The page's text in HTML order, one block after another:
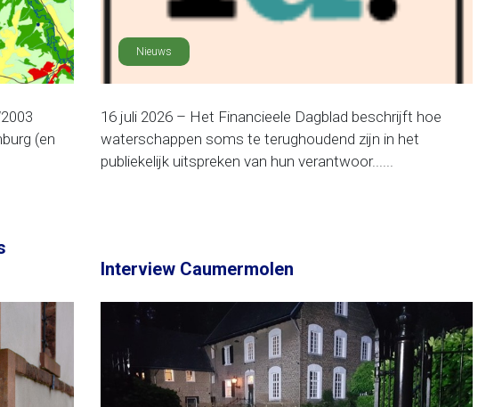
(en
Nieuws
16 juli 2026 – Het Financieele Dagblad beschrijft hoe
waterschappen soms te terughoudend zijn in het
publiekelijk uitspreken van hun verantwoor......
Interview Caumermolen